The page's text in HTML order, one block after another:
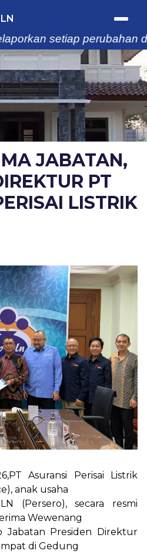
Login
setiap perubahan
JABATAN,
PT
LISTRIK
Asuransi Perisai Listrik
anak usaha
(Persero), secara resmi
Wewenang
Jabatan Presiden Direktur
di Gedung